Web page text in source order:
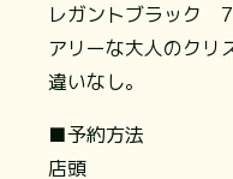
レガントブラック
アリーな大人のクリ
違いなし。
■予約方法
店頭